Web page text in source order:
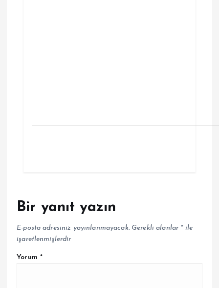
Bir yanıt yazın
E-posta adresiniz yayınlanmayacak. Gerekli alanlar *ile
işaretlenmişlerdir
Yorum *